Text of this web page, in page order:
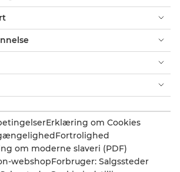
Erklæring om Cookies
Fortrolighed
om moderne slaveri (PDF)
webshopForbruger: Salgssteder